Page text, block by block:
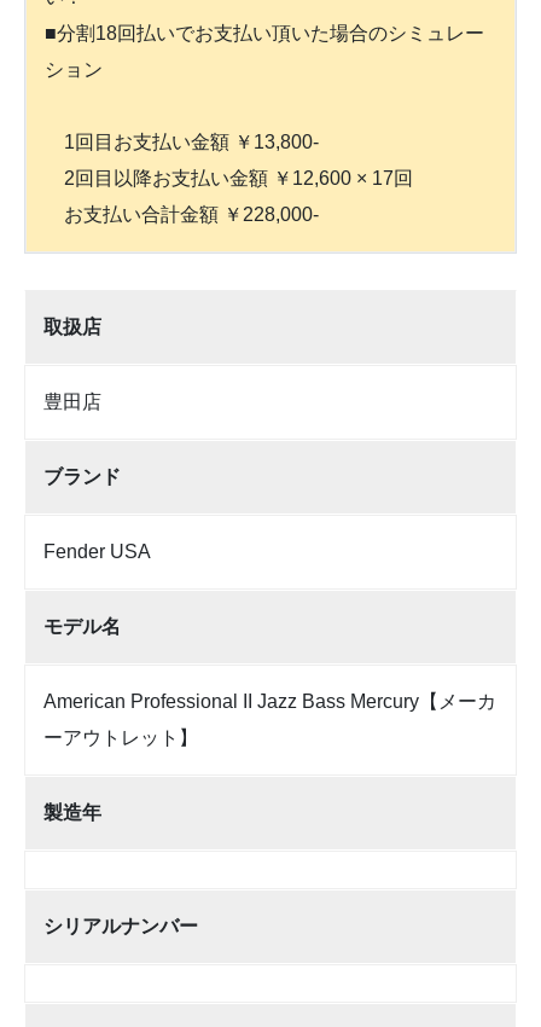
■分割18回払いでお支払い頂いた場合のシミュレー
ション
1回目お支払い金額 ￥13,800-
2回目以降お支払い金額 ￥12,600 × 17回
お支払い合計金額 ￥228,000-
取扱店
豊田店
ブランド
Fender USA
モデル名
American Professional II Jazz Bass Mercury【メーカ
ーアウトレット】
製造年
シリアルナンバー